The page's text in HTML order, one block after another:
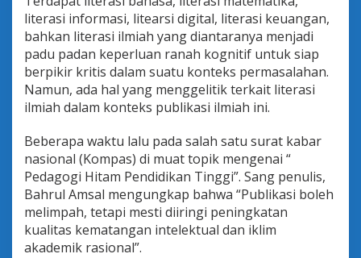
literasi informasi, litearsi digital, literasi keuangan,
bahkan literasi ilmiah yang diantaranya menjadi
padu padan keperluan ranah kognitif untuk siap
berpikir kritis dalam suatu konteks permasalahan.
Namun, ada hal yang menggelitik terkait literasi
ilmiah dalam konteks publikasi ilmiah ini.
Beberapa waktu lalu pada salah satu surat kabar
nasional (Kompas) di muat topik mengenai “
Pedagogi Hitam Pendidikan Tinggi”. Sang penulis,
Bahrul Amsal mengungkap bahwa “Publikasi boleh
melimpah, tetapi mesti diiringi peningkatan
kualitas kematangan intelektual dan iklim
akademik rasional”.